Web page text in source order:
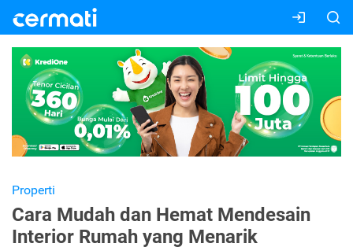
Properti
Cara Mudah dan Hemat Mendesain
Interior Rumah yang Menarik